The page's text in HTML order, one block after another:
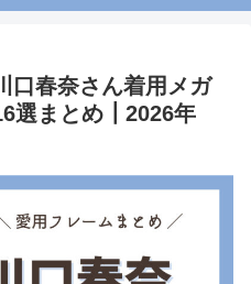
口春奈さん着用メガ
選まとめ┃2026年